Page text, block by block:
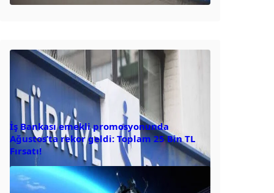
İş Bankası emekli promosyonunda
Ağustos’ta rekor geldi: Toplam 25 Bin TL
Fırsatı!